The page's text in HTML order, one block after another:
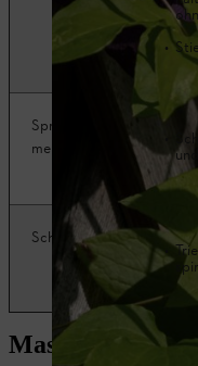
Spreizklim­
mer
Schlinger